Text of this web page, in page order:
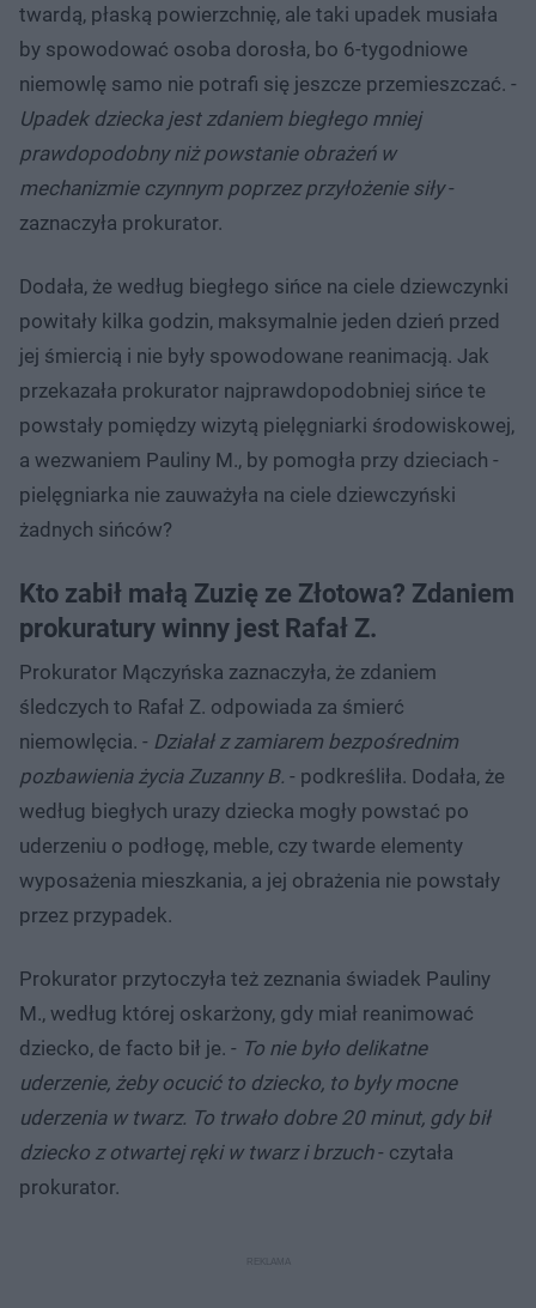
twardą, płaską powierzchnię, ale taki upadek musiała
by spowodować osoba dorosła, bo 6-tygodniowe
niemowlę samo nie potrafi się jeszcze przemieszczać. -
Upadek dziecka jest zdaniem biegłego mniej
prawdopodobny niż powstanie obrażeń w
mechanizmie czynnym poprzez przyłożenie siły-
zaznaczyła prokurator.
Dodała, że według biegłego sińce na ciele dziewczynki
powitały kilka godzin, maksymalnie jeden dzień przed
jej śmiercią i nie były spowodowane reanimacją. Jak
przekazała prokurator najprawdopodobniej sińce te
powstały pomiędzy wizytą pielęgniarki środowiskowej,
a wezwaniem Pauliny M., by pomogła przy dzieciach -
pielęgniarka nie zauważyła na ciele dziewczyński
żadnych sińców?
Kto zabił małą Zuzię ze Złotowa? Zdaniem
prokuratury winny jest Rafał Z.
Prokurator Mączyńska zaznaczyła, że zdaniem
śledczych to Rafał Z. odpowiada za śmierć
niemowlęcia. - Działał z zamiarem bezpośrednim
pozbawienia życia Zuzanny B. - podkreśliła. Dodała, że
według biegłych urazy dziecka mogły powstać po
uderzeniu o podłogę, meble, czy twarde elementy
wyposażenia mieszkania, a jej obrażenia nie powstały
przez przypadek.
Prokurator przytoczyła też zeznania świadek Pauliny
M., według której oskarżony, gdy miał reanimować
dziecko, de facto bił je. - To nie było delikatne
uderzenie, żeby ocucić to dziecko, to były mocne
uderzenia w twarz. To trwało dobre 20 minut, gdy bił
dziecko z otwartej ręki w twarz i brzuch- czytała
prokurator.